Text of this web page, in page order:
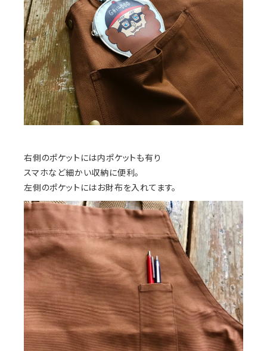
右側のポケットには内ポケットも有り
スマホなど細かい収納に便利。
左側のポケットにはお財布を入れてます。